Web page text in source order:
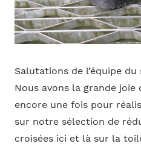
Salutations de l’équipe
Nous avons la grande joie
encore une fois pour
sur notre sélection de
croisées ici et là sur la